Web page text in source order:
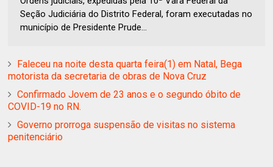
Seção Judiciária do Distrito Federal, foram executadas no
município de Presidente Prude...
Faleceu na noite desta quarta feira(1) em Natal, Bega
motorista da secretaria de obras de Nova Cruz
Confirmado Jovem de 23 anos e o segundo óbito de
COVID-19 no RN.
Governo prorroga suspensão de visitas no sistema
penitenciário